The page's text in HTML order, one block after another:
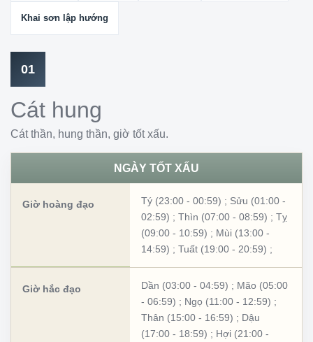
Khai sơn lập hướng
01
Cát hung
Cát thần, hung thần, giờ tốt xấu.
NGÀY TỐT XẤU
Giờ hoàng đạo Tý (23:00 - 00:59) ; Sửu (01:00 -
02:59) ; Thìn (07:00 - 08:59) ; Tỵ
(09:00 - 10:59) ; Mùi (13:00 -
14:59) ; Tuất (19:00 - 20:59) ;
Giờ hắc đạo Dần (03:00 - 04:59) ; Mão (05:00
- 06:59) ; Ngọ (11:00 - 12:59) ;
Thân (15:00 - 16:59) ; Dậu
(17:00 - 18:59) ; Hợi (21:00 -